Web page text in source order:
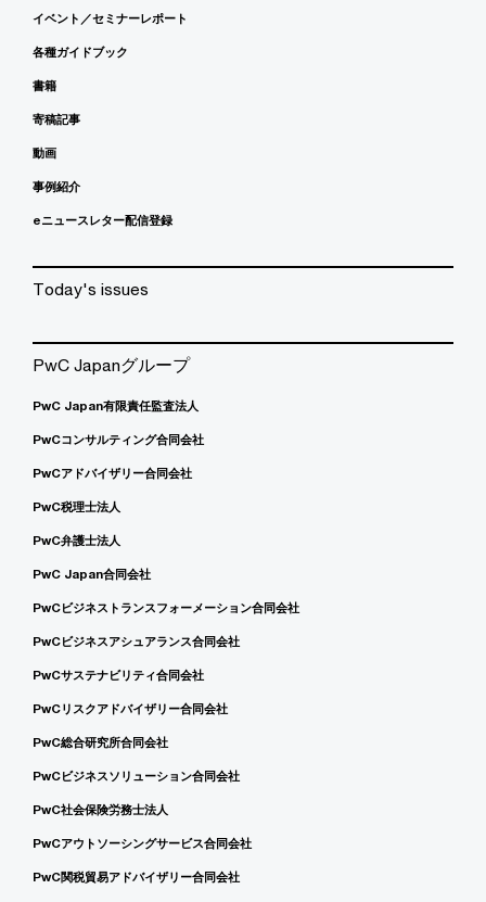
イベント／セミナーレポート
各種ガイドブック
書籍
寄稿記事
動画
事例紹介
eニュースレター配信登録
Today's issues
PwC Japanグループ
PwC Japan有限責任監査法人
PwCコンサルティング合同会社
PwCアドバイザリー合同会社
PwC税理士法人
PwC弁護士法人
PwC Japan合同会社
PwCビジネストランスフォーメーション合同会社
PwCビジネスアシュアランス合同会社
PwCサステナビリティ合同会社
PwCリスクアドバイザリー合同会社
PwC総合研究所合同会社
PwCビジネスソリューション合同会社
PwC社会保険労務士法人
PwCアウトソーシングサービス合同会社
PwC関税貿易アドバイザリー合同会社